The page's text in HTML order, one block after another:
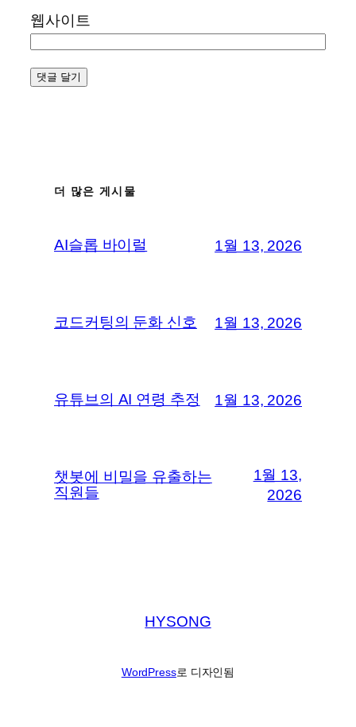
웹사이트
더 많은 게시물
AI슬롭 바이럴 1월 13, 2026
코드커팅의 둔화 신호 1월 13, 2026
유튜브의 AI 연령 추정 1월 13, 2026
챗봇에 비밀을 유출하는
직원들
1월 13,
2026
HYSONG
WordPress로 디자인됨